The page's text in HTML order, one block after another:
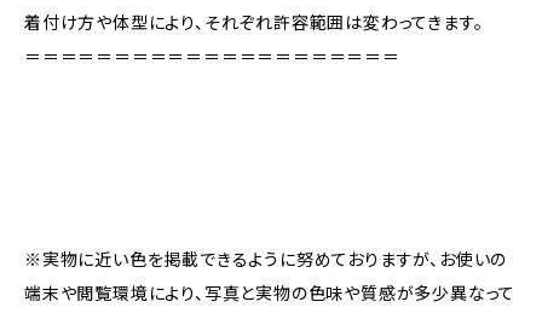
着付け方や体型により、それぞれ許容範囲は変わってきます。
＝＝＝＝＝＝＝＝＝＝＝＝＝＝＝＝＝＝＝＝＝
※実物に近い色を掲載できるように努めておりますが、お使いの
端末や閲覧環境により、写真と実物の色味や質感が多少異なって